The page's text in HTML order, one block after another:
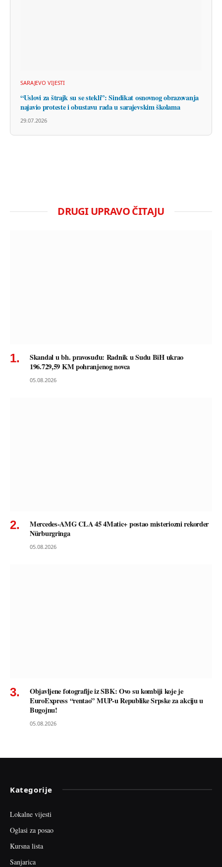
SARAJEVO VIJESTI
“Uslovi za štrajk su se stekli”: Sindikat osnovnog obrazovanja
najavio proteste i obustavu rada u sarajevskim školama
29.07.2026
DRUGI UPRAVO ČITAJU
Skandal u bh. pravosuđu: Radnik u Sudu BiH ukrao
196.729,59 KM pohranjenog novca
05.08.2026
Mercedes-AMG CLA 45 4Matic+ postao misteriozni rekorder
Nürburgringa
05.08.2026
Objavljene fotografije iz SBK: Ovo su kombiji koje je
EuroExpress “rentao” MUP-u Republike Srpske za akciju u
Bugojnu!
05.08.2026
Kategorije
Lokalne vijesti
Oglasi za posao
Kursna lista
Sanjarica